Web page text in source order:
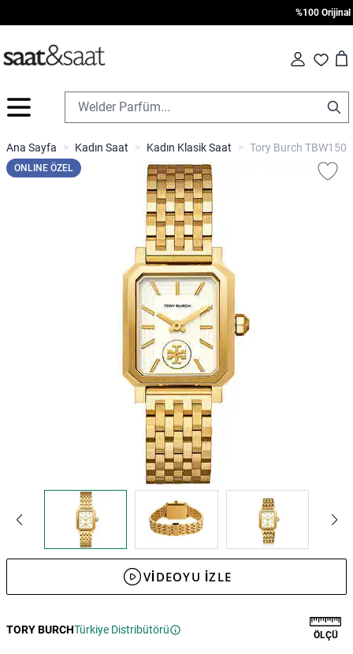
%100 Orijinal •
Fav Cart
İçeriğe geç
Ana Sayfa > Kadın Saat > Kadın Klasik Saat > Tory Burch
ONLINE ÖZEL
VIDEOYU IZLE
TORY BURCHTürkiye Distribütörü ÖLÇÜ